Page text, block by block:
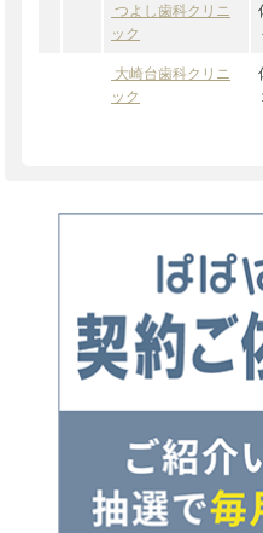
つよし歯科クリニ
ック
大崎台歯科クリニ
ック